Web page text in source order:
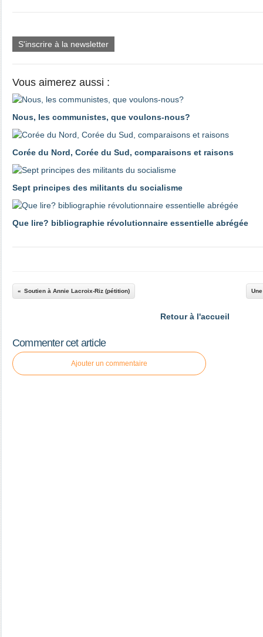
S'inscrire à la newsletter
Vous aimerez aussi :
Nous, les communistes, que voulons-nous?
Corée du Nord, Corée du Sud, comparaisons et raisons
Sept principes des militants du socialisme
Que lire? bibliographie révolutionnaire essentielle abrégée
Soutien à Annie Lacroix-Riz (pétition)
Retour à l'accueil
Commenter cet article
Ajouter un commentaire